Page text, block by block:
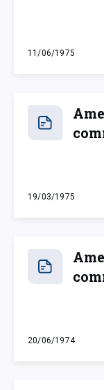
11/06/1975
mercredi 11 juin
19/03/1975
mercredi 19
20/06/1974
jeudi 20 juin